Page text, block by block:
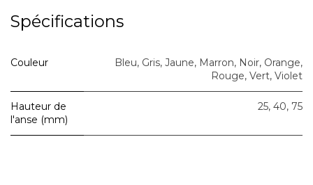
Spécifications
Couleur Bleu, Gris, Jaune, Marron, Noir, Orange,
Rouge, Vert, Violet
Hauteur de
l'anse (mm)
25, 40, 75